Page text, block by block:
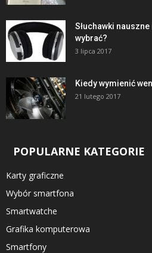
Słuchawki
wybrać?
3 lipca 2017
Kiedy wymienić
21 lutego 2017
POPULARNE KATEGORIE
Karty graficzne
Wybór smartfona
Smartwatche
Grafika komputerowa
Smartfony